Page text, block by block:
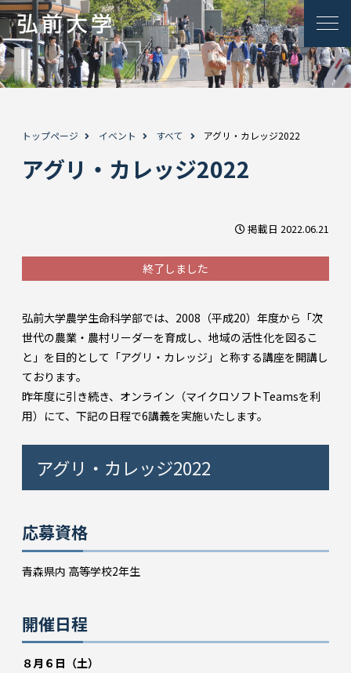
トップページ イベント すべて アグリ・カレッジ2022
アグリ・カレッジ2022
掲載日 2022.06.21
終了しました
弘前大学農学生命科学部では、2008（平成20）年度から「次
世代の農業・農村リーダーを育成し、地域の活性化を図るこ
と」を目的として「アグリ・カレッジ」と称する講座を開講し
ております。
昨年度に引き続き、オンライン（マイクロソフトTeamsを利
用）にて、下記の日程で6講義を実施いたします。
アグリ・カレッジ2022
応募資格
青森県内 高等学校2年生
開催日程
８月６日（土）